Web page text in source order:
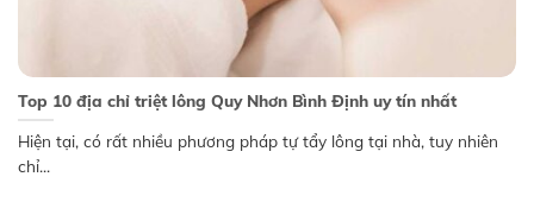
Top 10 địa chỉ triệt lông Quy Nhơn Bình Định uy tín nhất
Hiện tại, có rất nhiều phương pháp tự tẩy lông tại nhà, tuy nhiên
chỉ...